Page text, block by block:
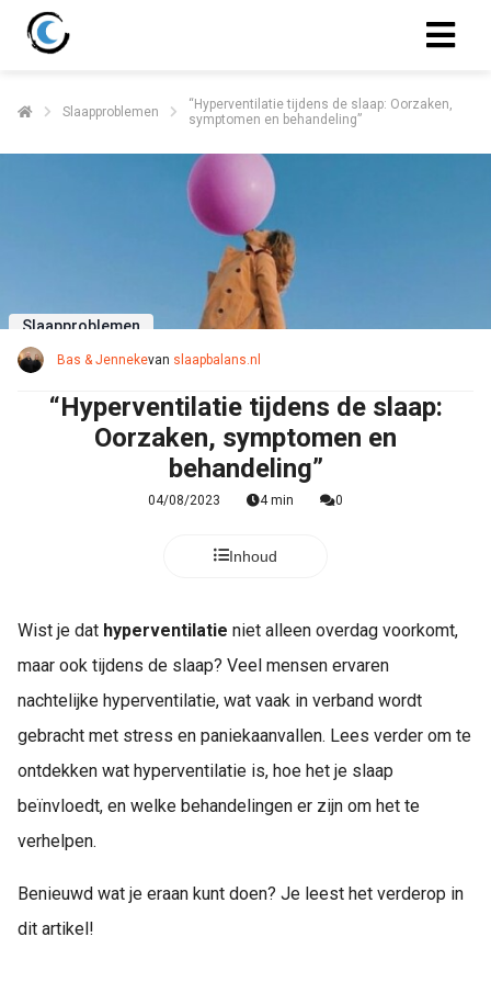
Slaapproblemen
“Hyperventilatie tijdens de slaap: Oorzaken,
symptomen en behandeling”
Slaapproblemen
Bas & Jennekevan slaapbalans.nl
“Hyperventilatie tijdens de slaap:
Oorzaken, symptomen en
behandeling”
04/08/2023 4 min 0
Inhoud
Wist je dat hyperventilatie niet alleen overdag voorkomt,
maar ook tijdens de slaap? Veel mensen ervaren
nachtelijke hyperventilatie, wat vaak in verband wordt
gebracht met stress en paniekaanvallen. Lees verder om te
ontdekken wat hyperventilatie is, hoe het je slaap
beïnvloedt, en welke behandelingen er zijn om het te
verhelpen.
Benieuwd wat je eraan kunt doen? Je leest het verderop in
dit artikel!